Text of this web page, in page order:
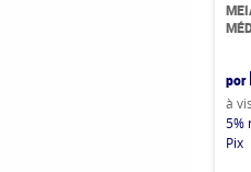
por
à
5%
Pix